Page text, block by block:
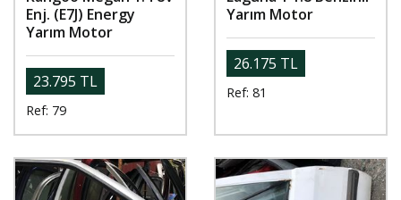
Enj. (E7J) Energy
Yarım Motor
23.795 TL
Ref: 79
Yarım Motor
26.175 TL
Ref: 81